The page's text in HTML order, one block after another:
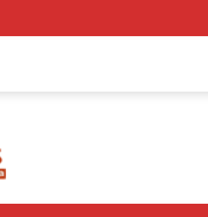
Miris !